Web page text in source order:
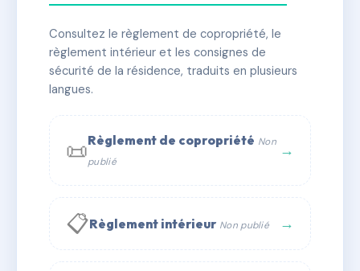
✓ Immatriculée 🏠 60 lots 🏗 1 bâtiment(s)
📞 Contacter Syndic Digital
Consultez le règlement de copropriété, le
règlement intérieur et les consignes de
sécurité de la résidence, traduits en plusieurs
langues.
📜Règlement de copropriété Non
publié
→
📋Règlement intérieur Non publié →